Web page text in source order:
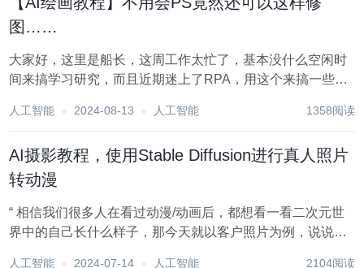
图……
大家好，这里是船长，这周工作太忙了，基本没什么空闲时
间来搞学习研究，而且近期迷上了RPA，用这个来搞一些自
应用出来。 好了回归正题，今天给大家分享的内容是SD图
人工智能 2024-08-13 人工智能 1358阅读
AI摄影教程，使用Stable Diffusion进行真人照片
转动漫
“ 相信我们很多人在看过动漫/动画后，都想看一看二次元世
界中的自己长什么样子，那今天就以客户照片为例，说说我
人工智能 2024-07-14 人工智能 2104阅读